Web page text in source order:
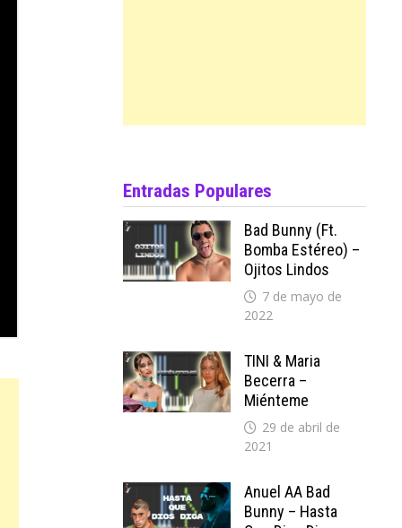
Entradas Populares
Bad Bunny (ft.
Bomba Estéreo) –
Ojitos Lindos
7 de mayo de
2022
TINI & Maria
Becerra –
Miénteme
29 de abril de
2021
Anuel AA Bad
Bunny – Hasta